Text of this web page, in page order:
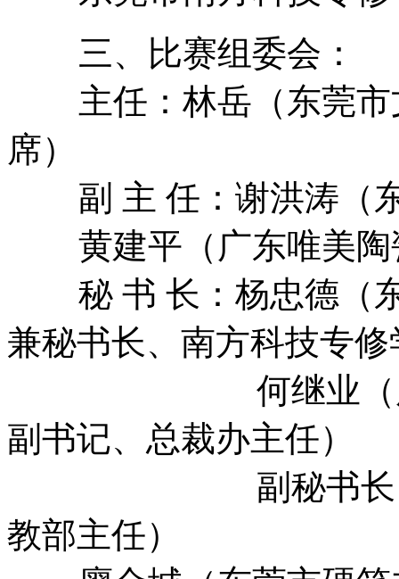
三、比赛组委会：
主任：林岳（东莞市
席）
副 主 任：谢洪涛（东
黄建平（广东唯美陶
秘 书 长：杨忠德（东
兼秘书长、南方科技专
何继业（广东唯
副书记、总裁办主任）
副秘书长：徐海
教部主任）